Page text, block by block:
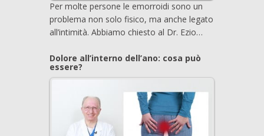
Per molte persone le emorroidi sono un
problema non solo fisico, ma anche legato
all’intimità. Abbiamo chiesto al Dr. Ezio…
Dolore all’interno dell’ano: cosa può
essere?